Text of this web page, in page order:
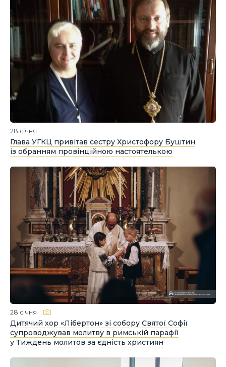
28 січня
Глава УГКЦ привітав сестру Христофору Буштин
із обранням провінційною настоятелькою
28 січня
Дитячий хор «Лібертон» зі собору Святої Софії
супроводжував молитву в римській парафії
у Тиждень молитов за єдність християн